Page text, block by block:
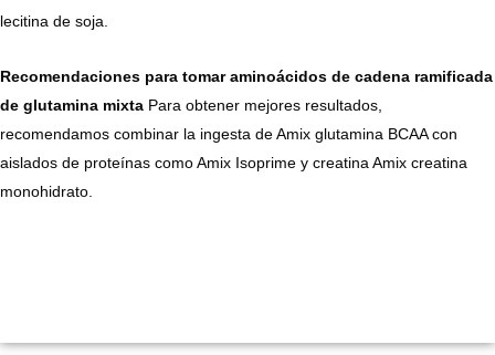
lecitina de soja.
Recomendaciones para tomar aminoácidos de cadena ramificada
de glutamina mixta Para obtener mejores resultados,
recomendamos combinar la ingesta de Amix glutamina BCAA con
aislados de proteínas como Amix Isoprime y creatina Amix creatina
monohidrato.